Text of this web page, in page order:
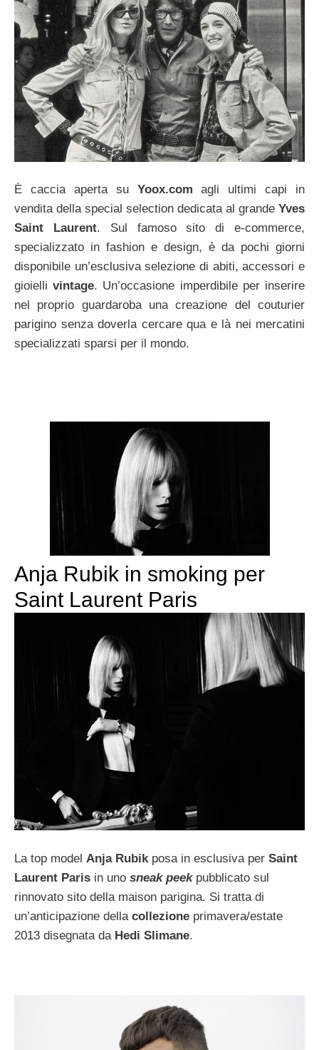
È caccia aperta su Yoox.com agli ultimi capi in
vendita della special selection dedicata al grande Yves
Saint Laurent. Sul famoso sito di e-commerce,
specializzato in fashion e design, è da pochi giorni
disponibile un’esclusiva selezione di abiti, accessori e
gioiellivintage. Un’occasione imperdibile per inserire
nel proprio guardaroba una creazione del couturier
parigino senza doverla cercare qua e là nei mercatini
specializzati sparsi per il mondo.
Anja Rubik in smoking per
Saint Laurent Paris
La top model Anja Rubik posa in esclusiva per Saint
Laurent Paris in uno sneak peekpubblicato sul
rinnovato sito della maison parigina. Si tratta di
un’anticipazione della collezione primavera/estate
2013 disegnata da Hedi Slimane.